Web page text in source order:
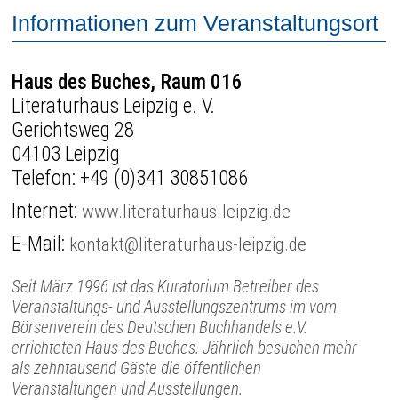
Informationen zum Veranstaltungsort
Haus des Buches, Raum 016
Literaturhaus Leipzig e. V.
Gerichtsweg 28
04103 Leipzig
Telefon: +49 (0)341 30851086
Internet:www.literaturhaus-leipzig.de
E-Mail: kontakt@literaturhaus-leipzig.de
Seit März 1996 ist das Kuratorium Betreiber des
Veranstaltungs- und Ausstellungszentrums im vom
Börsenverein des Deutschen Buchhandels e.V.
errichteten Haus des Buches. Jährlich besuchen mehr
als zehntausend Gäste die öffentlichen
Veranstaltungen und Ausstellungen.